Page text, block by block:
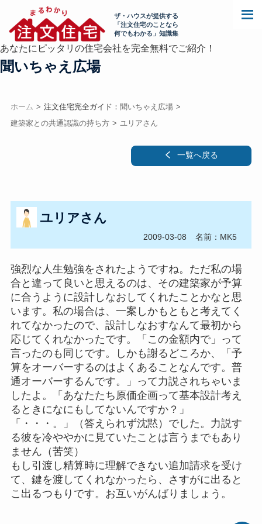
ザ・ハウスが提供する
「注文住宅のことなら
何でもわかる」知識集
あなたにピッタリの住宅会社を完全無料でご紹介！
聞いちゃえ広場
ホーム 注文住宅完全ガイド： 聞いちゃえ広場
建築家との共通認識の持ち方
ユリアさん
一覧へ戻る
ユリアさん
2009-03-08 名前：MK5
強烈な人生勉強をされたようですね。ただ私の場
合と違って良いと思えるのは、その建築家が予算
に合うように設計しなおしてくれたことかなと思
います。私の場合は、一案しかもともと考えてく
れてなかったので、設計しなおすなんて最初から
応じてくれなかったです。「この金額内で」って
言ったのも同じです。しかも謝るどころか、「予
算をオーバーするのはよくあることなんです。普
通オーバーするんです。」って力説されちゃいま
したよ。「あなたたち原価企画って基本設計考え
るときになにもしてないんですか？」
「・・・。」（答えられず沈黙）でした。力説す
る彼を冷ややかに見ていたことは言うまでもあり
ません（苦笑）
もし引渡し精算時に理解できない追加請求を受け
て、鍵を渡してくれなかったら、さすがに出ると
こ出るつもりです。お互いがんばりましょう。